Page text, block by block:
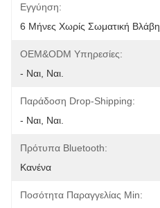
Εγγύηση:
6 Μήνες Χωρίς Σωματική Βλάβη
OEM&ODM Υπηρεσίες:
- Ναι, Ναι.
Παράδοση Drop-Shipping:
- Ναι, Ναι.
Πρότυπα Bluetooth:
Κανένα
Ποσότητα Παραγγελίας Min: